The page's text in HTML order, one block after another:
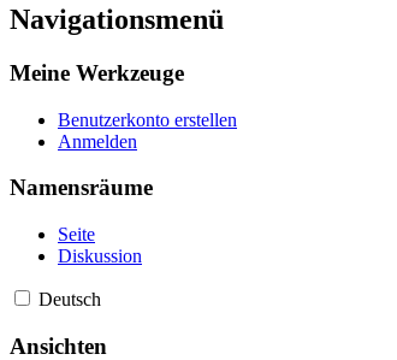
Navigationsmenü
Meine Werkzeuge
Benutzerkonto erstellen
Anmelden
Namensräume
Seite
Diskussion
Deutsch
Ansichten